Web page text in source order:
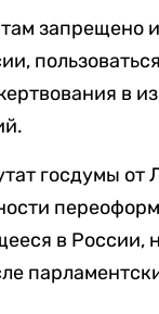
запрещено
в
госдумы
в России,